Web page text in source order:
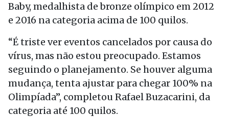
Baby, medalhista de bronze olímpico em 2012
e 2016 na categoria acima de 100 quilos.
“É triste ver eventos cancelados por causa do
vírus, mas não estou preocupado. Estamos
seguindo o planejamento. Se houver alguma
mudança, tenta ajustar para chegar 100% na
Olimpíada”, completou Rafael Buzacarini, da
categoria até 100 quilos.